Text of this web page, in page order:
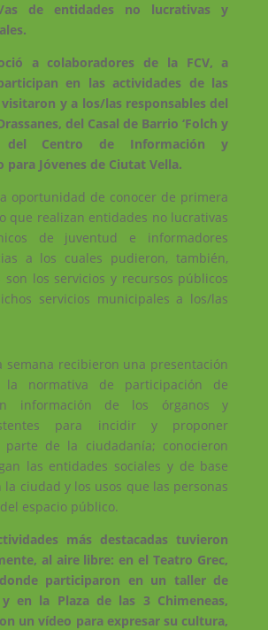
as de entidades no lucrativas y
a colaboradores de la FCV, a
en las actividades de las
y a los/las responsables del
del Casal de Barrio ‘Folch y
Centro de Información y
para Jóvenes de Ciutat Vella.
oportunidad de conocer de primera
que realizan entidades no lucrativas
de juventud e informadores
a los cuales pudieron, también,
son los servicios y recursos públicos
servicios municipales a los/las
semana recibieron una presentación
la normativa de participación de
información de los órganos y
para incidir y proponer
de la ciudadanía; conocieron
las entidades sociales y de base
ciudad y los usos que las personas
espacio público.
más destacadas tuvieron
al aire libre: en el Teatro Grec,
participaron en un taller de
en la Plaza de las 3 Chimeneas,
un vídeo para expresar su cultura,